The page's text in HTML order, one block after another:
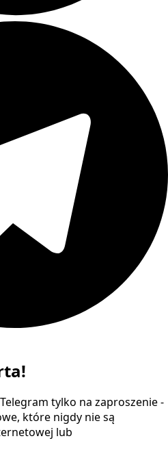
tylko na zaproszenie -
które nigdy nie są
lub